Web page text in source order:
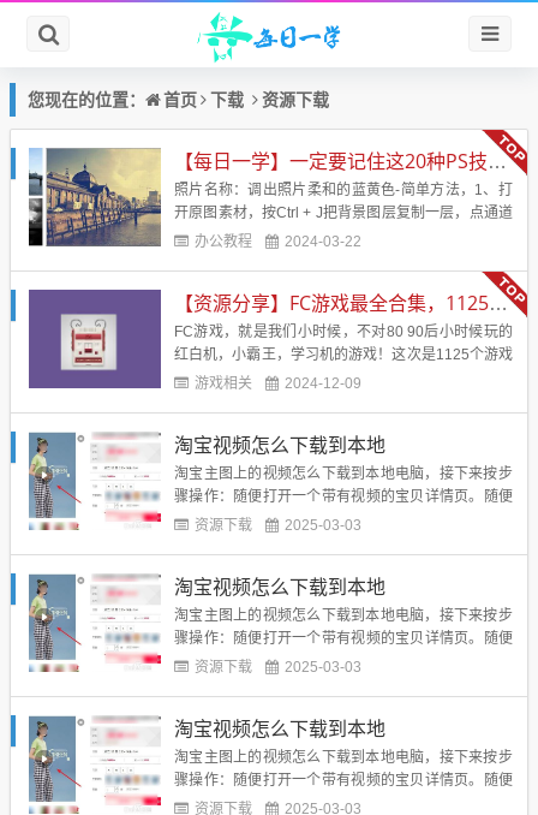
您现在的位置： 首页 下载 资源下载
【每日一学】一定要记住这20种PS技术！！！会让你的照片美的不行
照片名称：调出照片柔和的蓝黄色-简单方法，1、打
开原图素材，按Ctrl + J把背景图层复制一层，点通道
面板，选择蓝色通道，图像 > 应用图像，图层为背
钩， 2、回到图层面板，创建曲线调整图层，蓝通
道：44，182，红通道：89，108&nb...
办公教程 2024-03-22
【资源分享】FC游戏最全合集，1125个游戏
FC游戏，就是我们小时候，不对80 90后小时候玩的
红白机，小霸王，学习机的游戏！这次是1125个游戏
合集，应该是市面上见到的最全的合集了！带模拟
246 MB游戏版本：应该是最全版本了。支持系统：电
脑【游戏...
游戏相关 2024-12-09
淘宝视频怎么下载到本地
淘宝主图上的视频怎么下载到本地电脑，接下来按步
骤操作：随便打开一个带有视频的宝贝详情页。随便
在页面上右击鼠标，打开“查看网页源代码”菜单项。
开第三个里的链接，会进入一个新的宝贝详情页。在
新的页面中在视...
资源下载 2025-03-03
淘宝视频怎么下载到本地
淘宝主图上的视频怎么下载到本地电脑，接下来按步
骤操作：随便打开一个带有视频的宝贝详情页。随便
在页面上右击鼠标，打开“查看网页源代码”菜单项。
开第三个里的链接，会进入一个新的宝贝详情页。在
新的页面中在视...
资源下载 2025-03-03
淘宝视频怎么下载到本地
淘宝主图上的视频怎么下载到本地电脑，接下来按步
骤操作：随便打开一个带有视频的宝贝详情页。随便
在页面上右击鼠标，打开“查看网页源代码”菜单项。
资源下载 2025-03-03